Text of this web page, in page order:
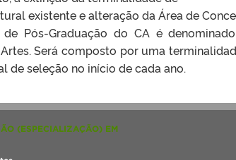
existente e alteração da Área de
Pós-Graduação do CA é
Será composto por uma
de seleção no início de cada ano.
(ESPECIALIZAÇÃO) EM